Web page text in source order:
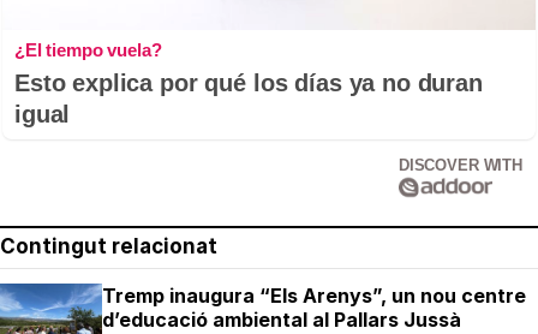
¿El tiempo vuela?
Esto explica por qué los días ya no duran
igual
DISCOVER WITH
Contingut relacionat
Tremp inaugura “Els Arenys”, un nou centre
d’educació ambiental al Pallars Jussà